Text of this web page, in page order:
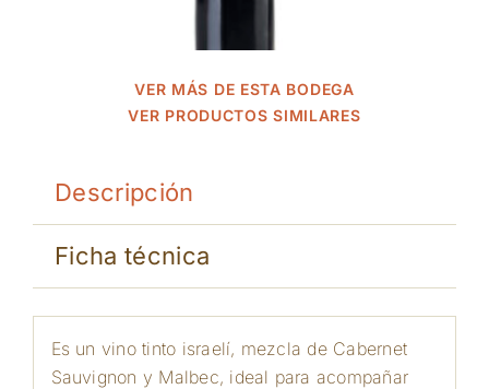
VER MÁS DE ESTA BODEGA
VER PRODUCTOS SIMILARES
Descripción
Ficha técnica
Es un vino tinto israelí, mezcla de Cabernet
Sauvignon y Malbec, ideal para acompañar